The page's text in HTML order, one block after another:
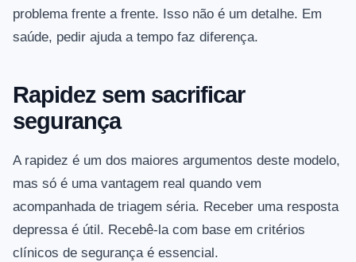
problema frente a frente. Isso não é um detalhe. Em
saúde, pedir ajuda a tempo faz diferença.
Rapidez sem sacrificar
segurança
A rapidez é um dos maiores argumentos deste modelo,
mas só é uma vantagem real quando vem
acompanhada de triagem séria. Receber uma resposta
depressa é útil. Recebê-la com base em critérios
clínicos de segurança é essencial.